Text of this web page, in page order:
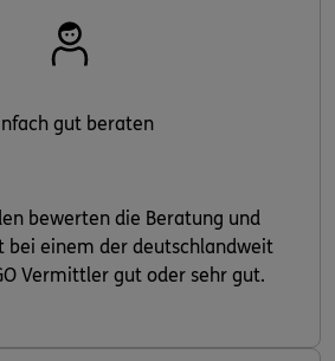
gut beraten
bewerten die Beratung und
bei einem der deutschlandweit
Vermittler gut oder sehr gut.